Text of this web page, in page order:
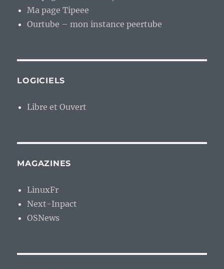
Ma page Tipeee
Ourtube – mon instance peertube
LOGICIELS
Libre et Ouvert
MAGAZINES
LinuxFr
Next-Inpact
OSNews